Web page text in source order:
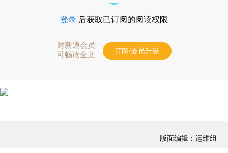
登录 后获取已订阅的阅读权限
财新通会员
可畅读全文
订阅/会员升级
版面编辑：运维组